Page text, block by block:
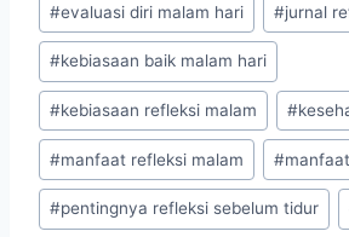
#evaluasi diri malam hari #jurnal
#kebiasaan baik malam hari
#kebiasaan refleksi malam #
#manfaat refleksi malam #
#pentingnya refleksi sebelum tidur